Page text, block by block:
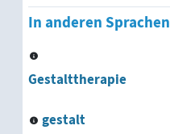
In anderen Sprachen
Gestalttherapie
gestalt